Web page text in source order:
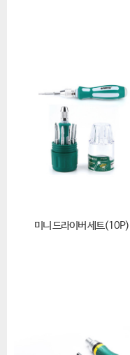
미니 드라이버 세트(10P)